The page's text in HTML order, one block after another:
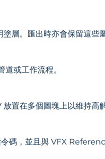
層。匯出時亦會保留這些屬
或工作流程。
置在多個圖塊上以維持高
碼，並且與 VFX